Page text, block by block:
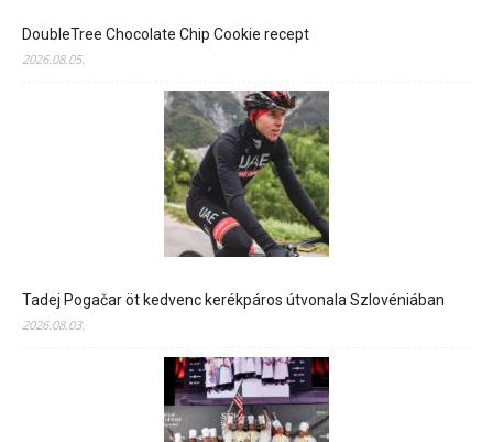
DoubleTree Chocolate Chip Cookie recept
2026.08.05.
Tadej Pogačar öt kedvenc kerékpáros útvonala Szlovéniában
2026.08.03.